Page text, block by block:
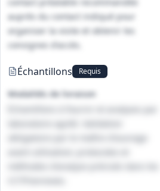
auprès du contact indiqué pour
organiser la visite et obtenir les
consignes d'accès.
Échantillons Requis
Modalités de livraison
obligatoire par le maître d'ouvrage